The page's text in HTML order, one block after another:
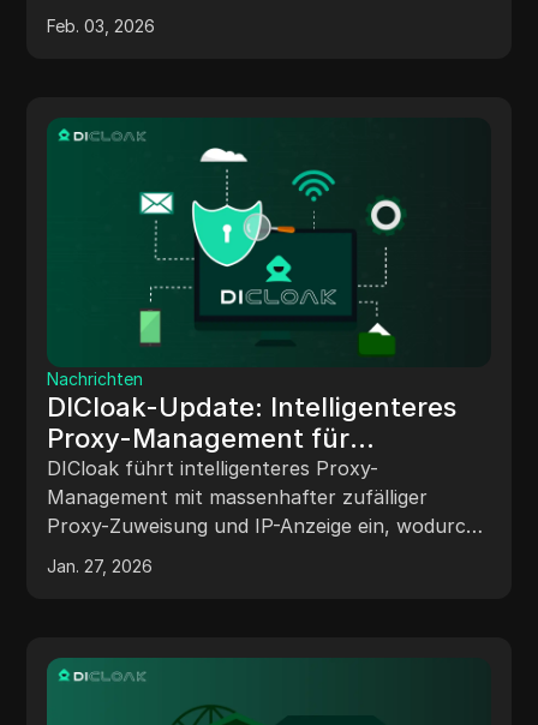
Netzwerkleitungswechsel für flüssigeres
Surfen.
Feb. 03, 2026
Nachrichten
DICloak-Update: Intelligenteres
Proxy-Management für
schnellere, sicherere Multi-
Account-Operationen
DICloak führt intelligenteres Proxy-
Management mit massenhafter zufälliger
Proxy-Zuweisung und IP-Anzeige ein, wodurch
Multi-Account-Operationen schneller und
sicherer werden.
Jan. 27, 2026